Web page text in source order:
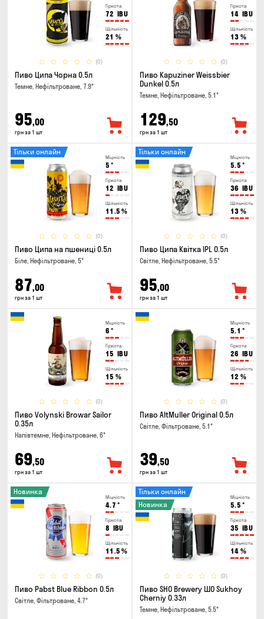
Гіркота
72 IBU
Щільність
21 %
(0)
Пиво Ципа Чорна 0.5л
Темне, Нефільтроване, 7.9°
95,00
грн за 1 шт
Гіркота
14 IBU
Щільність
13 %
(0)
Пиво Kapuziner Weissbier
Dunkel 0.5л
Темне, Нефільтроване, 5.1°
129,50
грн за 1 шт
Міцність
5 °
Гіркота
12 IBU
Щільність
11.5 %
(0)
Тільки онлайн
Пиво Ципа на пшениці 0.5л
Біле, Нефільтроване, 5°
87,00
грн за 1 шт
Міцність
5.5 °
Гіркота
36 IBU
Щільність
13 %
(0)
Тільки онлайн
Пиво Ципа Квітка IPL 0.5л
Світле, Нефільтроване, 5.5°
95,00
грн за 1 шт
Міцність
6 °
Гіркота
15 IBU
Щільність
15 %
(0)
Пиво Volynski Browar Sailor
0.35л
Напівтемне, Нефільтроване, 6°
69,50
грн за 1 шт
Міцність
5.1 °
Гіркота
26 IBU
Щільність
12 %
(0)
Пиво AltMuller Original 0.5л
Світле, Фільтроване, 5.1°
39,50
грн за 1 шт
Міцність
4.7 °
Гіркота
8 IBU
Щільність
11.5 %
(0)
Новинка
Пиво Pabst Blue Ribbon 0.5л
Світле, Фільтроване, 4.7°
Міцність
5.5 °
Гіркота
35 IBU
Щільність
14 %
(0)
Тільки онлайн
Новинка
Пиво SHO Brewery ШО Sukhoy
Cherniy 0.33л
Темне, Нефільтроване, 5.5°